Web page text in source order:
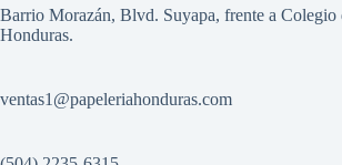
Barrio Morazán, Blvd. Suyapa, frente a Colegio
Honduras.
ventas1@papeleriahonduras.com